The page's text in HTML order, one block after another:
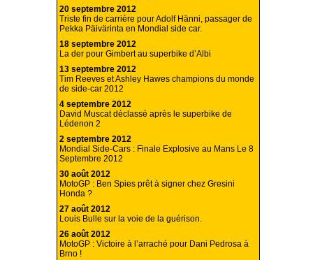
20 septembre 2012
Triste fin de carrière pour Adolf Hänni, passager de
Pekka Päivärinta en Mondial side car.
18 septembre 2012
La der pour Gimbert au superbike d’Albi
13 septembre 2012
Tim Reeves et Ashley Hawes champions du monde
de side-car 2012
4 septembre 2012
David Muscat déclassé après le superbike de
Lédenon 2
2 septembre 2012
Mondial Side-Cars : Finale Explosive au Mans Le 8
Septembre 2012
30 août 2012
MotoGP : Ben Spies prêt à signer chez Gresini
Honda ?
27 août 2012
Louis Bulle sur la voie de la guérison.
26 août 2012
MotoGP : Victoire à l’arraché pour Dani Pedrosa à
Brno !